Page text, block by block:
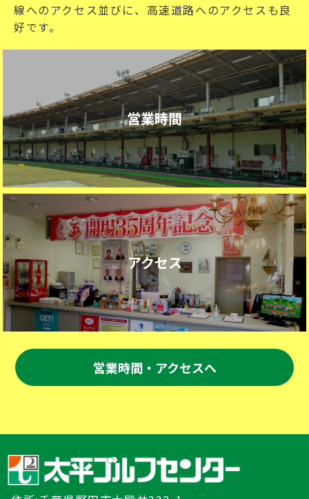
線へのアクセス並びに、高速道路へのアクセスも良
好です。
営業時間
アクセス
営業時間・アクセスへ